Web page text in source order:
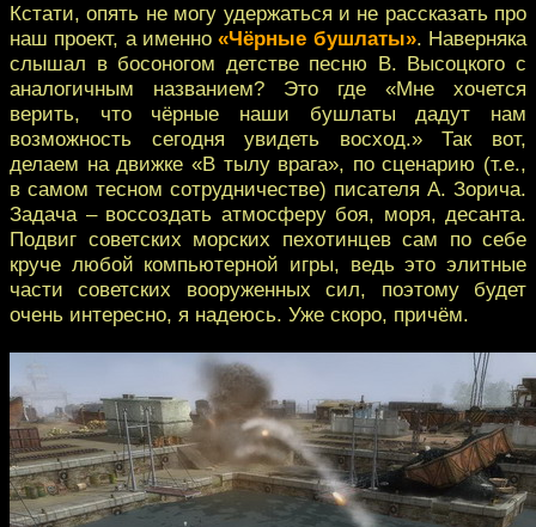
Кстати, опять не могу удержаться и не рассказать про
наш проект, а именно«Чёрные бушлаты». Наверняка
слышал в босоногом детстве песню В. Высоцкого с
аналогичным названием? Это где «Мне хочется
верить, что чёрные наши бушлаты дадут нам
возможность сегодня увидеть восход.» Так вот,
делаем на движке «В тылу врага», по сценарию (т.е.,
в самом тесном сотрудничестве) писателя А. Зорича.
Задача – воссоздать атмосферу боя, моря, десанта.
Подвиг советских морских пехотинцев сам по себе
круче любой компьютерной игры, ведь это элитные
части советских вооруженных сил, поэтому будет
очень интересно, я надеюсь. Уже скоро, причём.